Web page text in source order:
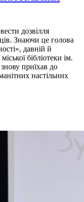
дозвілля
Знаючи це голова
давній й
бібліотеки ім.
приїхав до
настільних